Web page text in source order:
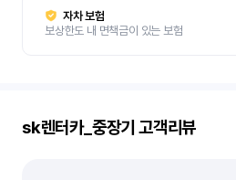
자차 보험
보상한도 내 면책금이 있는 보험
sk렌터카_중장기 고객리뷰